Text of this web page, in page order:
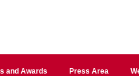
and Awards Press Area